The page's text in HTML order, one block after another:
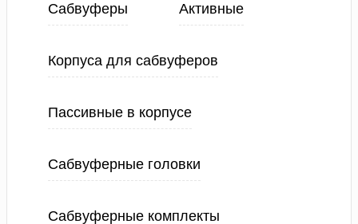
Сабвуферы Активные
Корпуса для сабвуферов
Пассивные в корпусе
Сабвуферные головки
Сабвуферные комплекты